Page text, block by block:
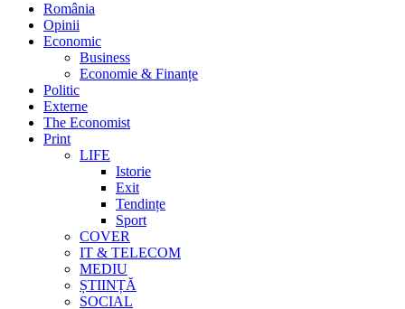
România
Opinii
Economic
Business
Economie & Finanțe
Politic
Externe
The Economist
Print
LIFE
Istorie
Exit
Tendințe
Sport
COVER
IT & TELECOM
MEDIU
ȘTIINȚĂ
SOCIAL